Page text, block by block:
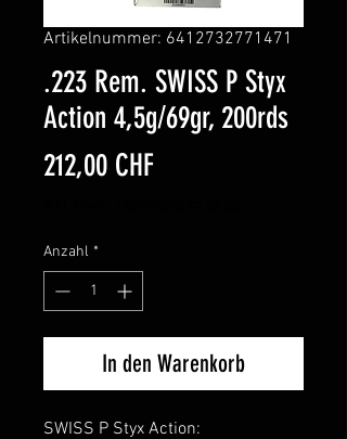
Artikelnummer: 6412732771471
.223 Rem. SWISS P Styx
Action 4,5g/69gr, 200rds
212,00 CHF
Anzahl *
In den Warenkorb
SWISS P Styx Action: